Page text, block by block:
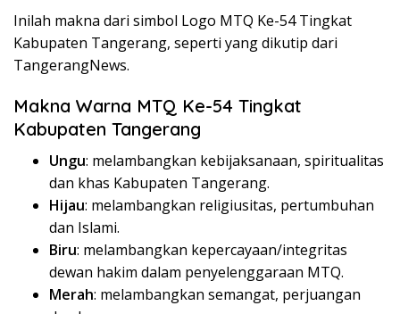
Inilah makna dari simbol Logo MTQ Ke-54 Tingkat
Kabupaten Tangerang, seperti yang dikutip dari
TangerangNews.
Makna Warna MTQ Ke-54 Tingkat
Kabupaten Tangerang
Ungu: melambangkan kebijaksanaan, spiritualitas
dan khas Kabupaten Tangerang.
Hijau: melambangkan religiusitas, pertumbuhan
dan Islami.
Biru: melambangkan kepercayaan/integritas
dewan hakim dalam penyelenggaraan MTQ.
Merah: melambangkan semangat, perjuangan